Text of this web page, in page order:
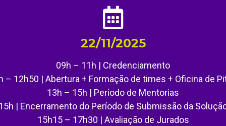
22/11/2025
09h – 11h | Credenciamento
– 12h50 | Abertura + Formação de times + Oficina de
13h – 15h | Período de Mentorias
| Encerramento do Período de Submissão da
15h15 – 17h30 | Avaliação de Jurados